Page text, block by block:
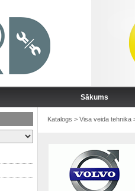
Sākums
Katalogs > Visa veida tehnika